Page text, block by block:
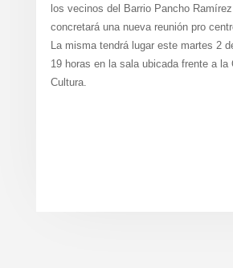
los vecinos del Barrio Pancho
concretará una nueva reunión pro
La misma tendrá lugar este martes 2
19 horas en la sala ubicada frente a la
Cultura.